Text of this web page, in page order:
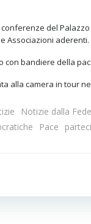
del
Associazioni aderenti.
con bandiere della
alla camera in tour
Notizie dalla
Pace